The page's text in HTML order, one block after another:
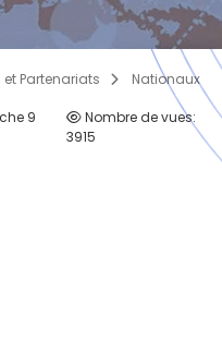
Partenariats Nationaux
9
Nombre de vues:
3915